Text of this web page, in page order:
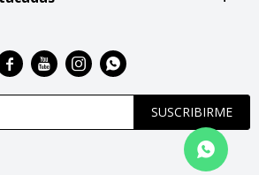
SUSCRIBIRME
   